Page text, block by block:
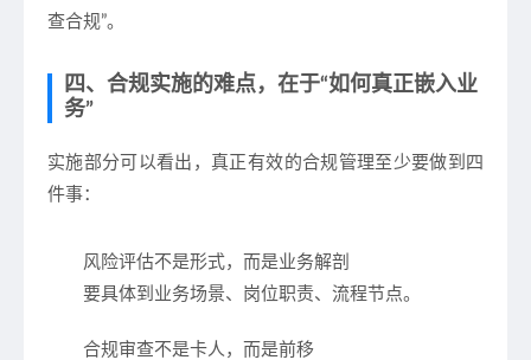
查合规”。
四、合规实施的难点，在于“如何真正嵌入业
务”
实施部分可以看出，真正有效的合规管理至少要做到四
件事：
风险评估不是形式，而是业务解剖
要具体到业务场景、岗位职责、流程节点。
合规审查不是卡人，而是前移